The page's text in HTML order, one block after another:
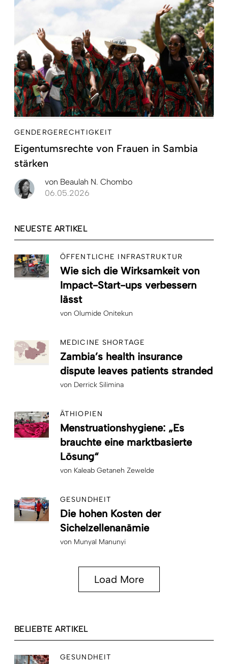
GENDERGERECHTIGKEIT
Eigentumsrechte von Frauen in Sambia
stärken
von Beaulah N. Chombo
06.05.2026
NEUESTE ARTIKEL
ÖFFENTLICHE INFRASTRUKTUR
Wie sich die Wirksamkeit von
Impact-Start-ups verbessern
lässt
von Olumide Onitekun
MEDICINE SHORTAGE
Zambia’s health insurance
dispute leaves patients stranded
von Derrick Silimina
ÄTHIOPIEN
Menstruationshygiene: „Es
brauchte eine marktbasierte
Lösung“
von Kaleab Getaneh Zewelde
GESUNDHEIT
Die hohen Kosten der
Sichelzellenanämie
von Munyal Manunyi
Load More
BELIEBTE ARTIKEL
GESUNDHEIT